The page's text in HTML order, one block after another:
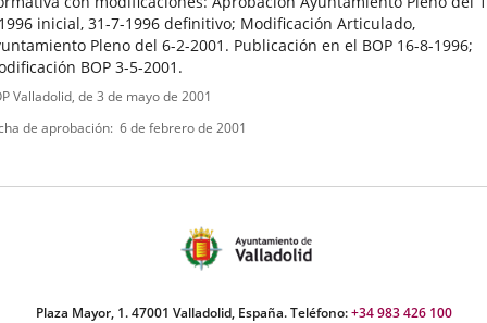
inicial, 31-7-1996 definitivo; Modificación Articulado,
Pleno del 6-2-2001. Publicación en el BOP 16-8-1996;
BOP 3-5-2001.
Valladolid, de 3 de mayo de 2001
de aprobación 6 de febrero de 2001
Plaza Mayor, 1. 47001 Valladolid, España. Teléfono:+34 983 426 100